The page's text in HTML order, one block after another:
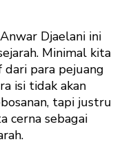
Djaelani ini
Minimal kita
para pejuang
isi tidak akan
tapi justru
cerna sebagai